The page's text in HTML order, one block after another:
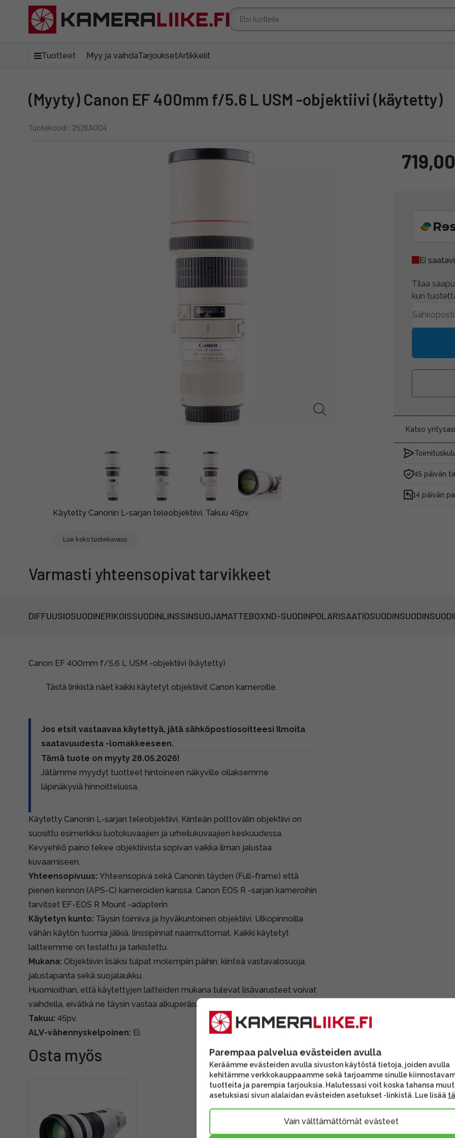
Tuotteet Myy ja vaihdaTarjouksetArtikkelit
(Myyty) Canon EF 400mm f/5.6 L USM -objektiivi (käytetty)
Tuotekoodi: 2526A004
Käytetty Canonin L-sarjan teleobjektiivi. Takuu 45pv.
Lue koko tuotekuvaus
Ei
Tilaa
kun
Katso
45 päivän
14 päivän
Varmasti yhteensopivat tarvikkeet
DIFFUUSIOSUODINERIKOISSUODINLINSSINSUOJAMATTEBOXND-SUODINPOLARISAATIOSUODINSUODIN
Canon EF 400mm f/5.6 L USM -objektiivi (käytetty)
Tästä linkistä näet kaikki käytetyt objektiivit Canon kameroille.
Jos etsit vastaavaa käytettyä, jätä sähköpostiosoitteesi Ilmoita
saatavuudesta -lomakkeeseen.
Tämä tuote on myyty 28.05.2026!
Jätämme myydyt tuotteet hintoineen näkyville ollaksemme
läpinäkyviä hinnoittelussa.
Käytetty Canonin L-sarjan teleobjektiivi. Kiinteän polttovälin objektiivi on
suosittu esimerkiksi luotokuvaajien ja urheilukuvaajien keskuudessa.
Kevyehkö paino tekee objektiivista sopivan vaikka ilman jalustaa
kuvaamiseen.
Yhteensopivuus: Yhteensopiva sekä Canonin täyden (Full-frame) että
pienen kennon (APS-C) kameroiden kanssa. Canon EOS R -sarjan kameroihin
tarvitset EF-EOS R Mount -adapterin.
Käytetyn kunto: Täysin toimiva ja hyväkuntoinen objektiivi. Ulkopinnoilla
vähän käytön tuomia jälkiä, linssipinnat naarmuttomat. Kaikki käytetyt
laitteemme on testattu ja tarkistettu.
Mukana: Objektiivin lisäksi tulpat molempiin päihin, kiinteä vastavalosuoja,
jalustapanta sekä suojalaukku.
Huomioithan, että käytettyjen laitteiden mukana tulevat lisävarusteet voivat
vaihdella, eivätkä ne täysin vastaa alkuperäispakkauksen sisältöä.
Takuu: 45pv.
ALV-vähennyskelpoinen: Ei.
Osta myös Parempaa palvelua evästeiden avulla
Keräämme evästeiden avulla sivuston käytöstä tietoja, joiden avulla
kehitämme verkkokauppaamme sekä tarjoamme sinulle
tuotteita ja parempia tarjouksia. Halutessasi voit koska tahansa
asetuksiasi sivun alalaidan evästeiden asetukset -linkistä. Lue lisää
Vain välttämättömät evästeet